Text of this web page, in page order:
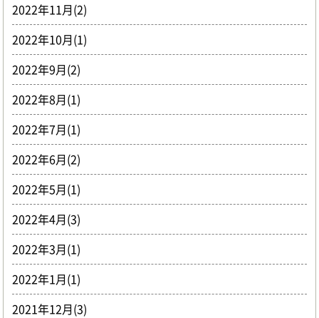
2022年11月(2)
2022年10月(1)
2022年9月(2)
2022年8月(1)
2022年7月(1)
2022年6月(2)
2022年5月(1)
2022年4月(3)
2022年3月(1)
2022年1月(1)
2021年12月(3)